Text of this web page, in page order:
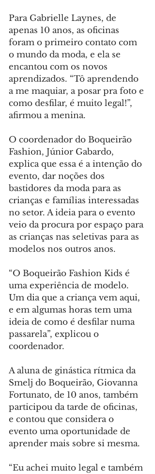
Para Gabrielle Laynes, de
apenas 10 anos, as oficinas
foram o primeiro contato com
o mundo da moda, e ela se
encantou com os novos
aprendizados. “Tô aprendendo
a me maquiar, a posar pra foto e
como desfilar, é muito legal!”,
afirmou a menina.
O coordenador do Boqueirão
Fashion, Júnior Gabardo,
explica que essa é a intenção do
evento, dar noções dos
bastidores da moda para as
crianças e famílias interessadas
no setor. A ideia para o evento
veio da procura por espaço para
as crianças nas seletivas para as
modelos nos outros anos.
“O Boqueirão Fashion Kids é
uma experiência de modelo.
Um dia que a criança vem aqui,
e em algumas horas tem uma
ideia de como é desfilar numa
passarela”, explicou o
coordenador.
A aluna de ginástica rítmica da
Smelj do Boqueirão, Giovanna
Fortunato, de 10 anos, também
participou da tarde de oficinas,
e contou que considera o
evento uma oportunidade de
aprender mais sobre si mesma.
“Eu achei muito legal e também